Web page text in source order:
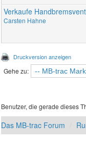
Verkaufe
Carsten Hahne
Druckversion anzeigen
Gehe zu:
Benutzer, die gerade dieses
Das MB-trac Forum